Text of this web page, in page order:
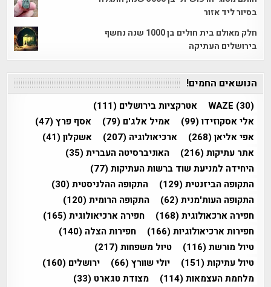
בסיור ליד אזור
חלק מאולם בית חולים בן 1000 שנה נחשף
בירושלים העתיקה
הנושאים החמים!
WAZE (30) אטרקציות בירושלים (111)
אלי אסקוזידו(99) אמיל אלג'ם (79) אסף פרץ(47)
אפי אליאן(268) ארכיאולוגיה (207) אשקלון(41)
אתר עתיקות(216) האוניברסיטה העברית(35)
היחידה למניעת שוד ברשות העתיקות(77)
התקופה הביזנטית(129) התקופה ההלניסטית(30)
התקופה העות'מנית(62) התקופה הרומית(120)
חפירה ארכאולוגית(168) חפירה ארכיאולוגית(165)
חפירות ארכיאולוגיות(166) חפירות הצלה (140)
טיול מורשת(116) טיול משפחות(217)
טיול עתיקות(151) יולי שוורץ(66) ירושלים (160)
מלחמת העצמאות(114) מצודת טגארט (33)